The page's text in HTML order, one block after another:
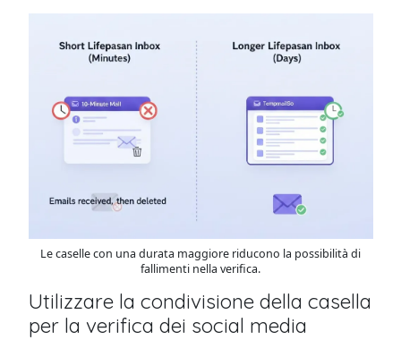
Le caselle con una durata maggiore riducono la possibilità di
fallimenti nella verifica.
Utilizzare la condivisione della casella
per la verifica dei social media